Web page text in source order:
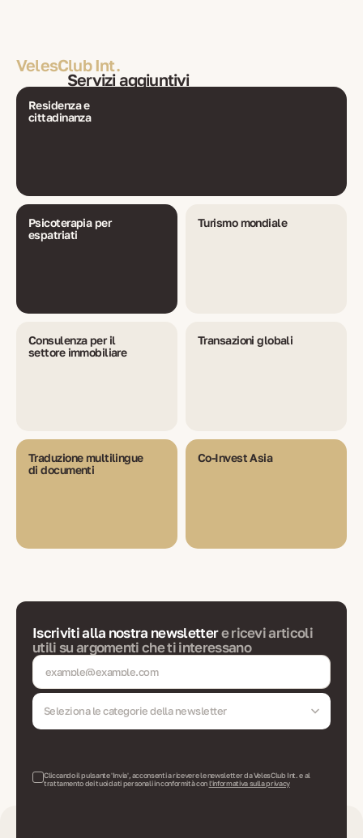
VelesClub Int.
Servizi aggiuntivi
Residenza e
cittadinanza
Psicoterapia per
espatriati
Turismo mondiale
Consulenza per il
settore immobiliare
Transazioni globali
Traduzione multilingue
di documenti
Co-Invest Asia
Iscriviti alla nostra newslettere ricevi articoli
utili su argomenti che ti interessano
Seleziona le categorie della newsletter
Cliccando il pulsante 'Invia', acconsenti a ricevere le newsletter da VelesClub Int. e al
trattamento dei tuoi dati personali in conformità conl'informativa sulla privacy